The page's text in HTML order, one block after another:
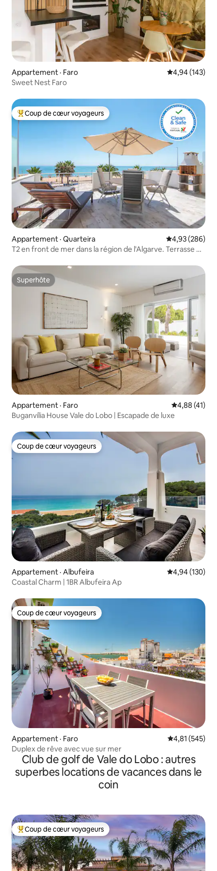
Appartement · Faro Note
4,94 (143)
Sweet Nest Faro
Coup de cœur voyageurs parmi les plus aimés
Coup de cœur voyageurs
Appartement · Quarteira Note
4,93 (286)
T2 en front de mer dans la région de l'Algarve. Terrasse de
Superhôte
Superhôte
Appartement · Faro Note
4,88 (41)
Buganvília House Vale do Lobo | Escapade de luxe
Coup de cœur voyageurs
Coup de cœur voyageurs
Appartement · Albufeira Note
4,94 (130)
Coastal Charm | 1BR Albufeira Ap
Coup de cœur voyageurs
Coup de cœur voyageurs
Appartement · Faro Note
4,81 (545)
Duplex de rêve avec vue sur mer
Club de golf de Vale do Lobo : autres
superbes locations de vacances dans le
coin
Coup de cœur voyageurs parmi les plus aimés
Coup de cœur voyageurs